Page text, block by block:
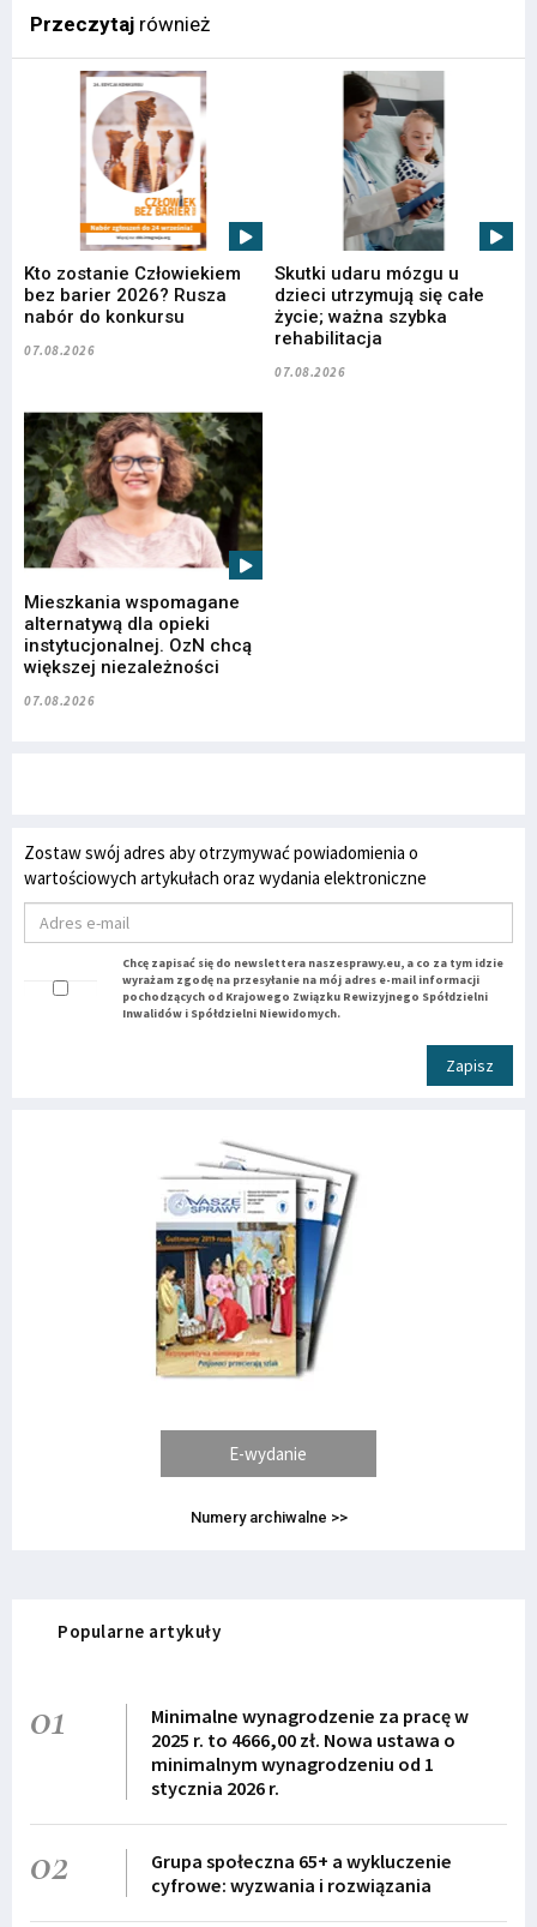
Przeczytaj również
Kto zostanie Człowiekiem
bez barier 2026? Rusza
nabór do konkursu
07.08.2026
Skutki udaru mózgu u
dzieci utrzymują się całe
życie; ważna szybka
rehabilitacja
07.08.2026
Mieszkania wspomagane
alternatywą dla opieki
instytucjonalnej. OzN chcą
większej niezależności
07.08.2026
Zostaw swój adres aby otrzymywać powiadomienia o
wartościowych artykułach oraz wydania elektroniczne
Chcę zapisać się do newslettera naszesprawy.eu, a co za tym idzie
wyrażam zgodę na przesyłanie na mój adres e-mail informacji
pochodzących od Krajowego Związku Rewizyjnego Spółdzielni
Inwalidów i Spółdzielni Niewidomych.
Zapisz
E-wydanie
Numery archiwalne >>
Popularne artykuły
01
Minimalne wynagrodzenie za pracę w
2025 r. to 4666,00 zł. Nowa ustawa o
minimalnym wynagrodzeniu od 1
stycznia 2026 r.
02
Grupa społeczna 65+ a wykluczenie
cyfrowe: wyzwania i rozwiązania